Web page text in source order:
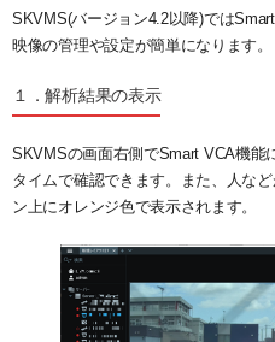
SKVMS(バージョン4.2以降)では
映像の管理や設定が簡単になります。
１．解析結果の表示
SKVMSの画面右側でSmart VCA機能
タイムで確認できます。また、人な
ン上にオレンジ色で表示されます。